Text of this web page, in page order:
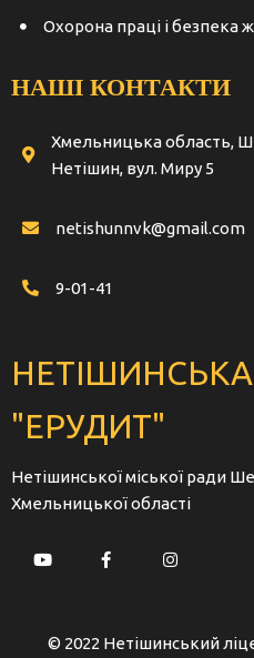
Охорона праці і безпека
НАШІ КОНТАКТИ
Хмельницька область,
Нетішин, вул. Миру 5
netishunnvk@gmail.com
9-01-41
НЕТІШИНСЬКА
"ЕРУДИТ"
Нетішинської міської ради
Хмельницької області
© 2022 Нетішинський